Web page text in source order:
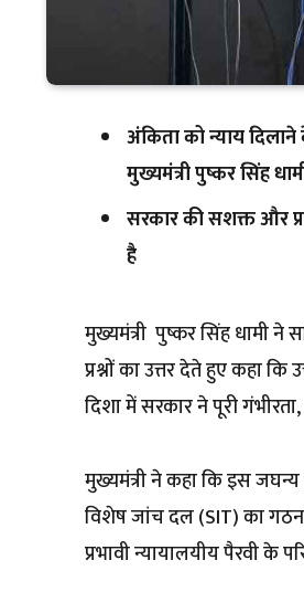
अंकिता को न्याय
मुख्यमंत्री पुष्कर सिंह
सरकार की सशक्त और
है
मुख्यमंत्री पुष्कर सिंह धामी ने
प्रश्नों का उत्तर देते हुए कहा
दिशा में सरकार ने पूरी
मुख्यमंत्री ने कहा कि इस जघन्य
विशेष जांच दल (SIT) का
प्रभावी न्यायालयीय पैरवी के